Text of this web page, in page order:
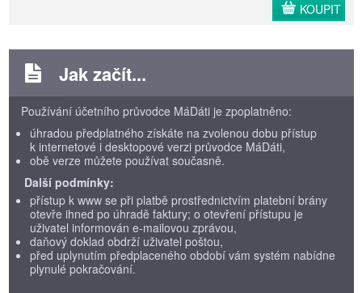
KOUPIT
Jak začít...
Používání účetního průvodce MáDáti je zpoplatněno:
úhradou předplatného získáte na zvolenou dobu přístup
k internetové i desktopové verzi průvodce MáDáti,
obě verze můžete používat současně.
Další podmínky:
přístup k www se při platbě prostřednictvím platební brány
otevře ihned po úhradě faktury; o otevření přístupu je
uživatel informován e-mailovou zprávou,
daňový doklad obdrží uživatel poštou,
před uplynutím předplaceného období vám systém nabídne
plynulé pokračování.